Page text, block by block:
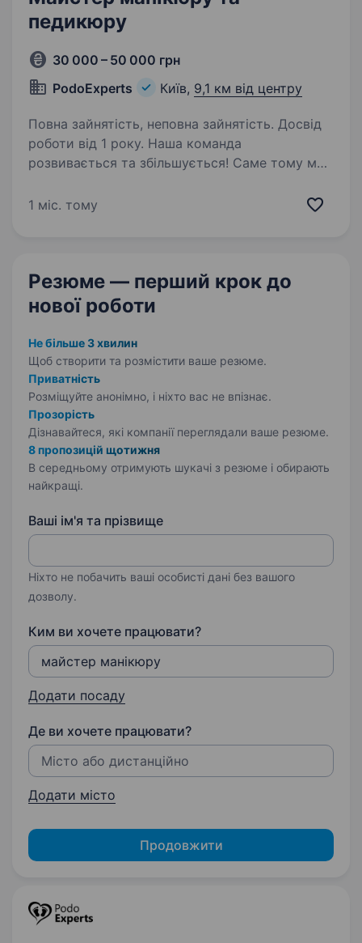
педикюру
30 000 – 50 000 грн
PodoExperts
Київ, 9,1 км від центру
Повна зайнятість, неповна зайнятість. Досвід
роботи від 1 року. Наша команда
розвивається та збільшується! Саме тому ми
спеціаліста в центр подології PodoExperts
1 міс. тому
Резюме — перший крок до
нової роботи
Не більше 3 хвилин
Щоб створити та розмістити ваше резюме.
Приватність
Розміщуйте анонімно, і ніхто вас не впізнає.
Прозорість
Дізнавайтеся, які компанії переглядали ваше резюме.
8 пропозицій щотижня
В середньому отримують шукачі з резюме і обирають
найкращі.
Ваші ім'я та прізвище
Ніхто не побачить ваші особисті дані без вашого
дозволу.
Ким ви хочете працювати?
Додати посаду
Де ви хочете працювати?
Додати місто
Продовжити